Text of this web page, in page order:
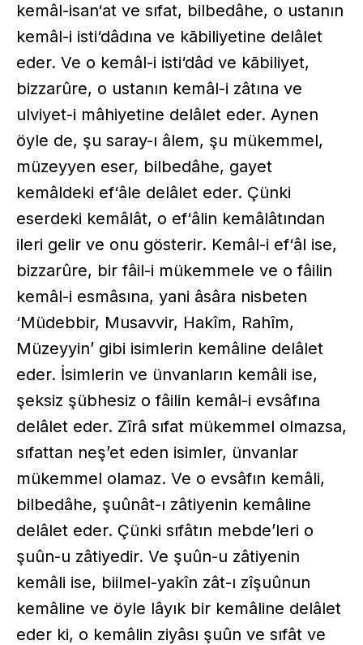
kemâl-isan‘at ve sıfat, bilbedâhe, o ustanın
kemâl-i isti‘dâdına ve kābili­yetine delâlet
eder. Ve o kemâl-i isti‘dâd ve kābiliyet,
bizzarûre, o ustanın kemâl-i zâtına ve
ulviyet-i mâhiyetine delâlet eder. Aynen
öyle de, şu saray-ı âlem, şu mükemmel,
müzeyyen eser, bilbedâhe, gayet
kemâldeki ef‘âle delâlet eder. Çünki
eserdeki kemâlât, o ef‘âlin kemâlâtından
ileri gelir ve onu gösterir. Kemâl-i ef‘âl ise,
bizzarûre, bir fâil-i mükemmele ve o fâilin
kemâl-i esmâsına, yani âsâra nisbeten
‘Müdebbir, Musavvir, Hakîm, Rahîm,
Müzeyyin’ gibi isimlerin kemâline delâlet
eder. İsimlerin ve ün­vanların kemâli ise,
şeksiz şübhesiz o fâilin kemâl-i evsâfına
delâlet eder. Zîrâ sıfat mükemmel olmazsa,
sıfattan neş’et eden isimler, ünvanlar
mükemmel olamaz. Ve o evsâfın kemâli,
bilbedâhe, şuûnât-ı zâtiyenin kemâline
delâlet eder. Çünki sıfâtın mebde’leri o
şuûn-u zâtiyedir. Ve şuûn-u zâtiyenin
kemâli ise, biilmel-yakîn zât-ı zîşuûnun
kemâline ve öyle lâyık bir kemâline delâlet
eder ki, o kemâlin ziyâsı şuûn ve sıfât ve